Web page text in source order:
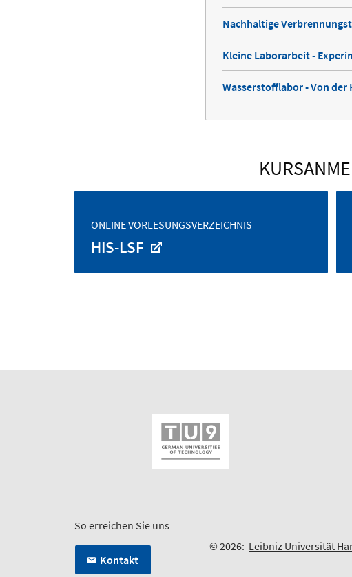
Nachhaltige
Kleine Laborarbeit -
Wasserstofflabor - Von
ONLINE VORLESUNGSVERZEICHNIS
HIS-LSF
So erreichen Sie uns
Kontakt
© 2026: Leibniz Universität